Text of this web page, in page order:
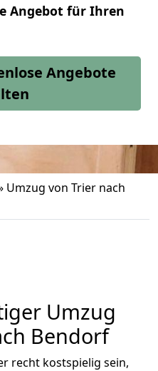
Angebot für Ihren
Angebote
Umzug von Trier nach
Umzug
Bendorf
recht kostspielig sein,